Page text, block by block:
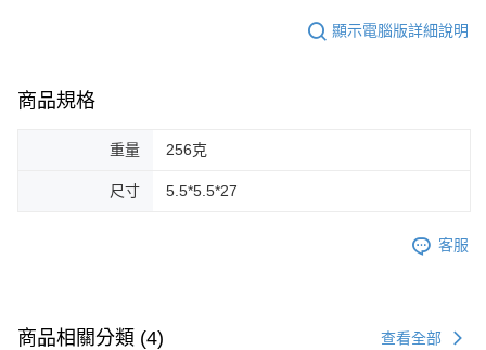
顯示電腦版詳細說明
商品規格
重量 256克
尺寸 5.5*5.5*27
客服
商品相關分類 (4) 查看全部